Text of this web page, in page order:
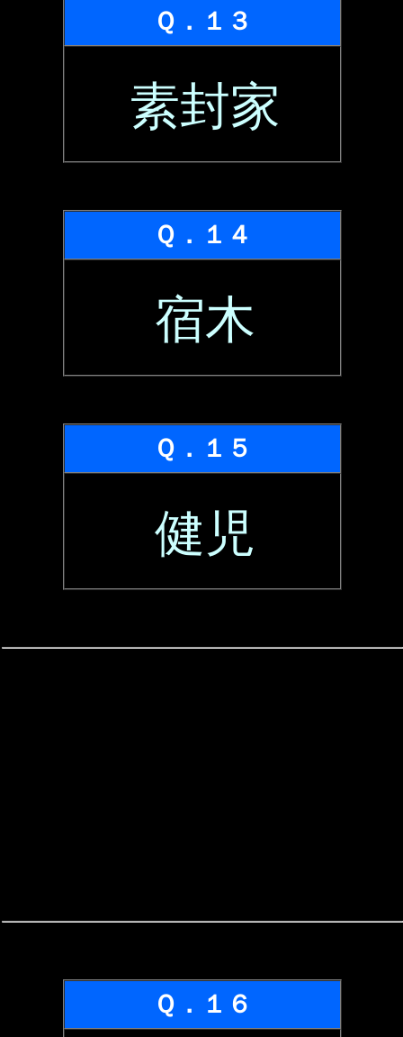
Ｑ．１３
素封家
Ｑ．１４
宿木
Ｑ．１５
健児
Ｑ．１６